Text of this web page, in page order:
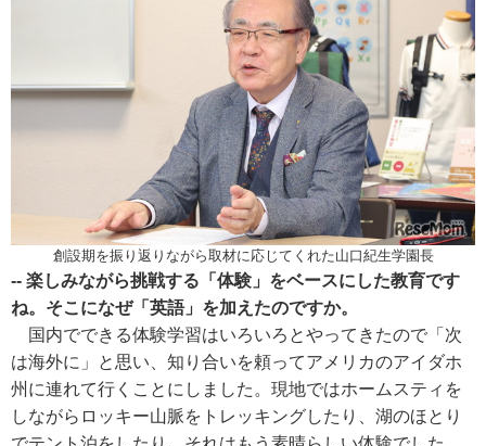
創設期を振り返りながら取材に応じてくれた山口紀生学園長
-- 楽しみながら挑戦する「体験」をベースにした教育です
ね。そこになぜ「英語」を加えたのですか。
国内でできる体験学習はいろいろとやってきたので「次
は海外に」と思い、知り合いを頼ってアメリカのアイダホ
州に連れて行くことにしました。現地ではホームスティを
しながらロッキー山脈をトレッキングしたり、湖のほとり